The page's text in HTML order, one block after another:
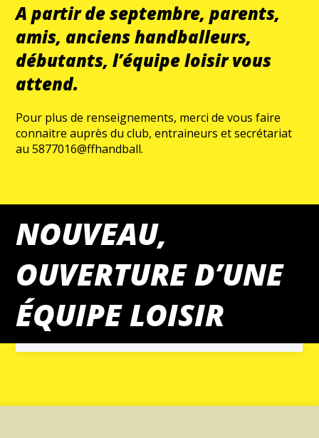
NOUVEAU,
OUVERTURE D’UNE
ÉQUIPE LOISIR
A partir de septembre, parents,
amis, anciens handballeurs,
débutants, l’équipe loisir vous
attend.
Pour plus de renseignements, merci de vous faire
connaitre auprès du club, entraineurs et secrétariat
au 5877016@ffhandball.
MATCHS DU WEEK-END